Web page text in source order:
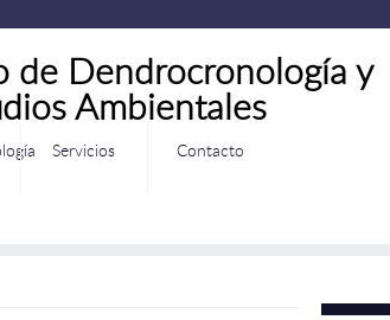
de Dendrocronología y
Ambientales
Servicios Contacto